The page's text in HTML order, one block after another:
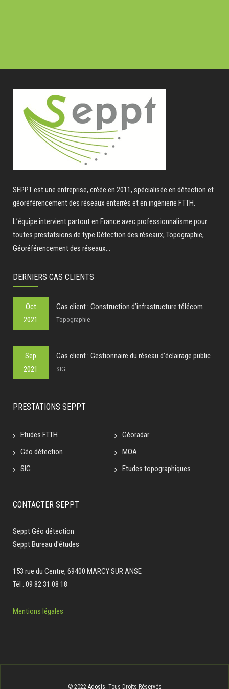
SEPPT est une entreprise, créée en 2011, spécialisée en détection et
géoréférencement des réseaux enterrés et en ingénierie FTTH.
L’équipe intervient partout en France avec professionnalisme pour
toutes prestatsions de type Détection des réseaux, Topographie,
Géoréférencement des réseaux...
DERNIERS CAS CLIENTS
Oct
2021
Cas client : Construction d’infrastructure télécom
Topographie
Sep
2021
Cas client : Gestionnaire du réseau d’éclairage public
SIG
PRESTATIONS SEPPT
Etudes FTTH
Géoradar
Géo détection
MOA
SIG
Etudes topographiques
CONTACTER SEPPT
Seppt Géo détection
Seppt Bureau d'études
153 rue du Centre, 69400 MARCY SUR ANSE
Tél : 09 82 31 08 18
Mentions légales
© 2022 Adosis. Tous Droits Réservés